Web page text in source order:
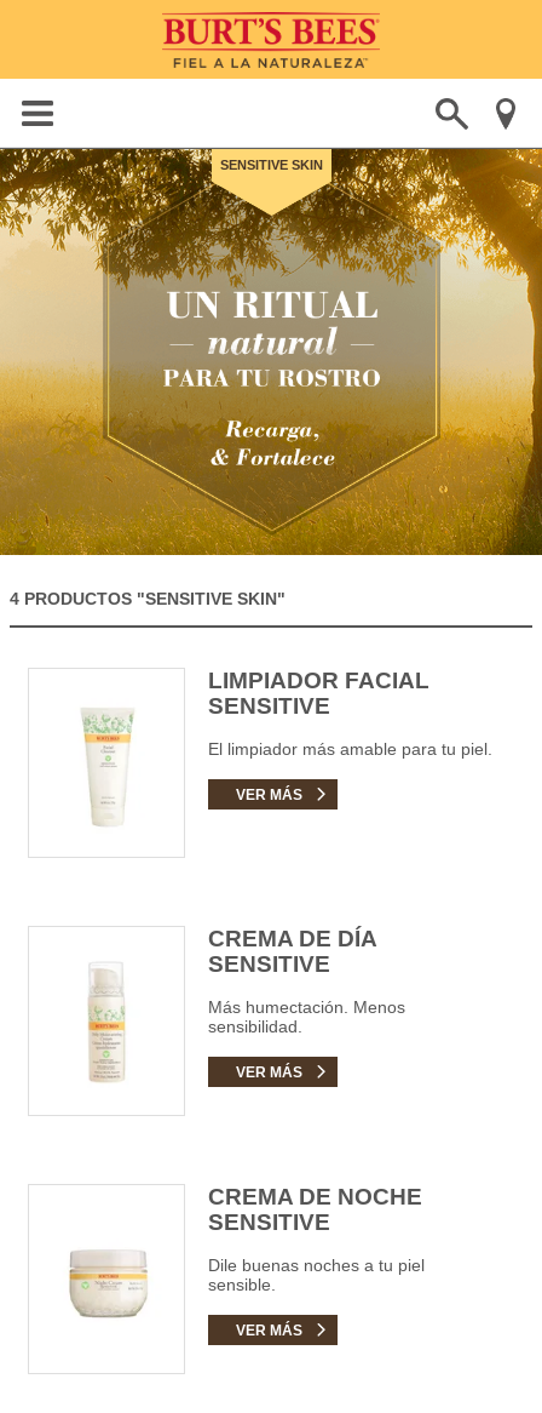
SENSITIVE SKIN
4 PRODUCTOS "SENSITIVE SKIN"
LIMPIADOR FACIAL
SENSITIVE
El limpiador más amable para tu piel.
VER MÁS
CREMA DE DÍA
SENSITIVE
Más humectación. Menos
sensibilidad.
VER MÁS
CREMA DE NOCHE
SENSITIVE
Dile buenas noches a tu piel
sensible.
VER MÁS